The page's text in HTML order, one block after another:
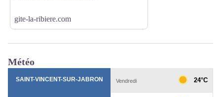
gite-la-ribiere.com
Météo